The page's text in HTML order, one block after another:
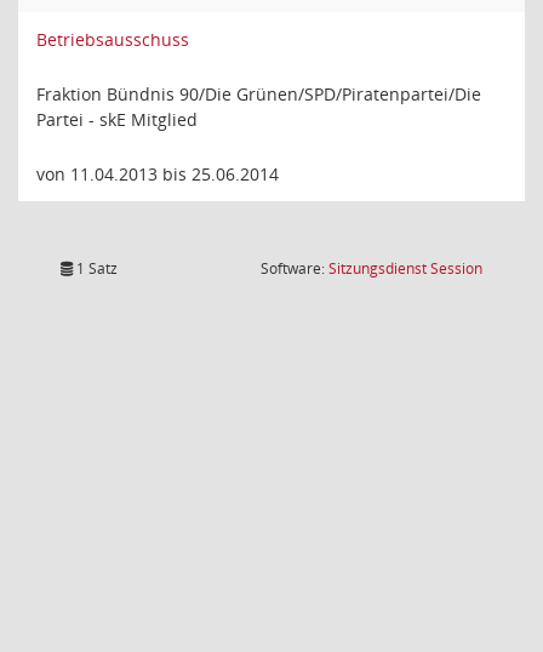
Betriebsausschuss
Fraktion Bündnis 90/Die Grünen/SPD/Piratenpartei/Die
Partei - skE Mitglied
von 11.04.2013 bis 25.06.2014
1 Satz Software:SitzungsdienstSession(Wird in